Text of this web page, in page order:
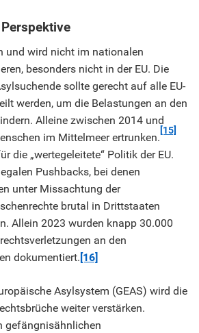
und wird nicht im nationalen
besonders nicht in der EU. Die
sollte gerecht auf alle EU-
werden, um die Belastungen an den
Alleine zwischen 2014 und
im Mittelmeer ertrunken.
[15]
die „wertegeleitete“ Politik der EU.
Pushbacks, bei denen
unter Missachtung der
brutal in Drittstaaten
Allein 2023 wurden knapp 30.000
an den
dokumentiert. [16]
Asylsystem (GEAS) wird die
weiter verstärken.
gefängnisähnlichen